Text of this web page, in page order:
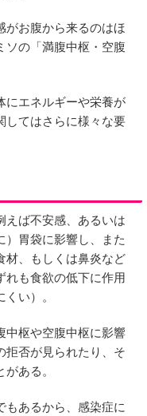
がお腹から来るのはほ
ソの「満腹中枢・空腹
にエネルギーや栄養が
してはさらに様々な要
えば不安感、あるいは
）胃袋に影響し、また
材、もしくは鼻炎など
れも食欲の低下に作用
い）。
中枢や空腹中枢に影響
拒否が見られたり、そ
ある。
もあるから、感染症に